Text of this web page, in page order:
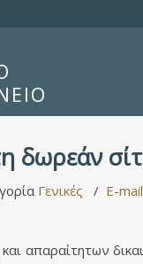
δωρεάν
Γενικές E-mail
απαραίτητων